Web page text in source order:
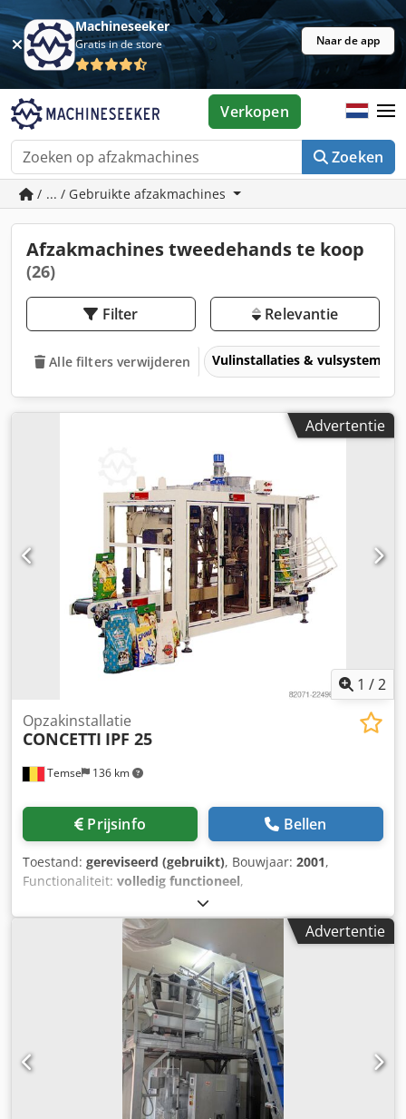
Machineseeker
Gratis in de store Naar de app
Zoeken
Verkopen
/ ... / Gebruikte afzakmachines
Afzakmachines tweedehands te koop
(26)
Filter Relevantie
Alle filters verwijderen Vulinstallaties & vulsystemen
Advertentie
1 /2
Temse 136 km
Opzakinstallatie
CONCETTI IPF 25
Prijsinfo Bellen
Toestand: gereviseerd (gebruikt), Bouwjaar: 2001,
Functionaliteit: volledig functioneel,
844
NAUWKEURIG Gebruikte IPF25 vulmachine met
geïntegreerde weger voor het afvullen van papieren
openmondzakken, inclusief zakken met handgrepen. De
machine is geschikt voor het verwerken van uiteenlopende
bulkproducten, zoals: Kattenbakvulling Petfood Houtskool
Dodozrvldjpfx Aglock Houtpellets Overige droge
stortgoederen .... Limieten zak: Breedte: 150 tot 300 mm
Lengte: 300 tot 600 mm Zijvouw: 35 tot 85 mm De machine
bevindt zich momenteel in onze werkplaats en wordt
gereviseerd. De revisiewerkzaamheden worden gefaseerd
uitgevoerd. Bij serieuze interesse kunnen wij dit proces
Advertentie